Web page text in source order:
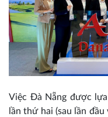
Việc Đà Nẵng được
lần thứ hai (sau lần